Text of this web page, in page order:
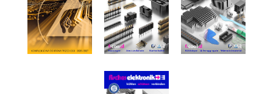
funkcje znikną
ze strony
internetowej.
Udostępniając
swoje